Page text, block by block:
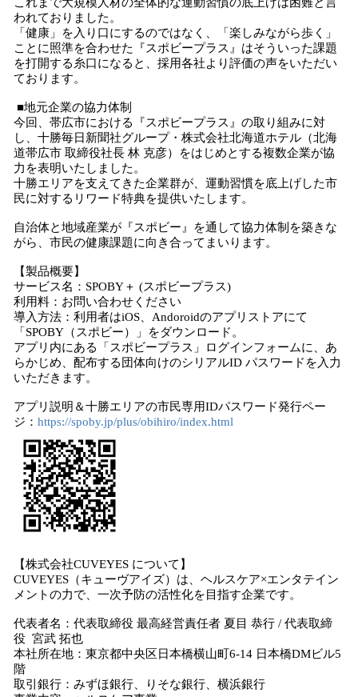
われておりました。
「健康」を入り口にするのではなく、「楽しみながら歩く」
ことに照準を合わせた『スポビープラス』はそういった課題
を打開する糸口になると、採用各社より評価の声をいただい
ております。
■地元企業の協力体制
今回、帯広市における『スポビープラス』の取り組みに対
し、十勝毎日新聞社グループ・株式会社北海道ホテル（北海
道帯広市 取締役社長 林 克彦）をはじめとする複数企業が協
力を表明いたしました。
十勝エリアを支えてきた企業群が、運動習慣を底上げした市
民に対するリワード特典を提供いたします。
自治体と地域産業が『スポビー』を通して協力体制を築きな
がら、市民の健康課題に向き合ってまいります。
【製品概要】
サービス名：SPOBY＋ (スポビープラス)
利用料：お問い合わせください
導入方法：利用者はiOS、Andoroidのアプリストアにて
「SPOBY（スポビー）」をダウンロード。
アプリ内にある「スポビープラス」ログインフォームに、あ
らかじめ、配布する団体向けのシリアルID パスワードを入力
いただきます。
アプリ説明＆十勝エリアの市民専用IDパスワード発行ペー
ジ： https://spoby.jp/plus/obihiro/index.html
【株式会社CUVEYES について】
CUVEYES（キューヴアイズ）は、ヘルスケア×エンタテイン
メントの力で、一次予防の活性化を目指す企業です。
代表者名：代表取締役 最高経営責任者 夏目 恭行 / 代表取締
役 宮武 拓也
本社所在地：東京都中央区日本橋横山町6-14 日本橋DMビル5
階
取引銀行：みずほ銀行、りそな銀行、横浜銀行